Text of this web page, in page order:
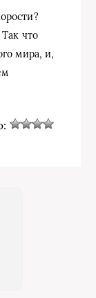
что
мира, и,